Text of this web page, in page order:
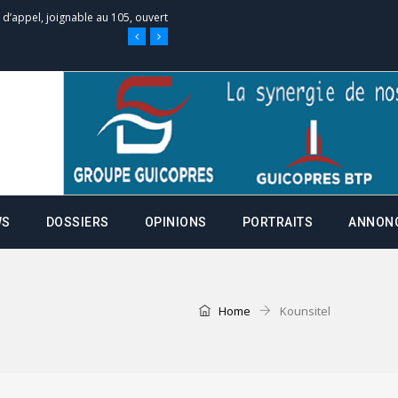
campagnes ce jeudi 28 mai à
de la fiche de procuration
Administratives de
de serment et à une
DOSSIERS OPINIONS PORTRAITS
Home Kounsitel